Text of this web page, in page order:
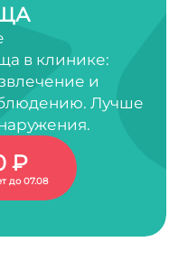
в клинике:
и
Лучше
₽
до 07.08